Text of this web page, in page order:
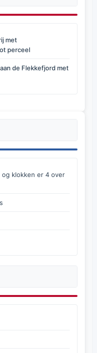
met
perceel
de Flekkefjord met
klokken er 4 over